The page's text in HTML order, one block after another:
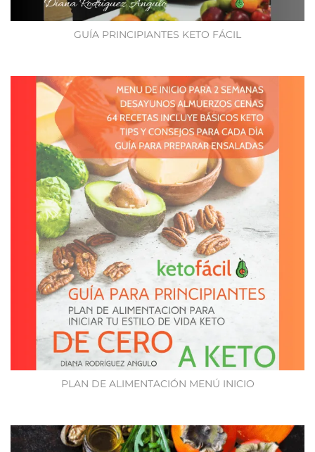
GUÍA PRINCIPIANTES KETO FÁCIL
PLAN DE ALIMENTACIÓN MENÚ INICIO